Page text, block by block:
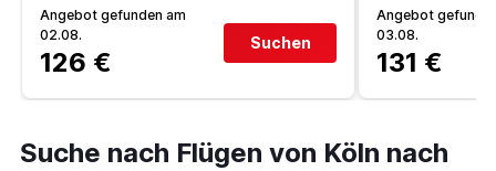
Angebot gefunden am
02.08.
126 €
Suchen
Angebot
03.08.
131 €
Suche nach Flügen von Köln nach